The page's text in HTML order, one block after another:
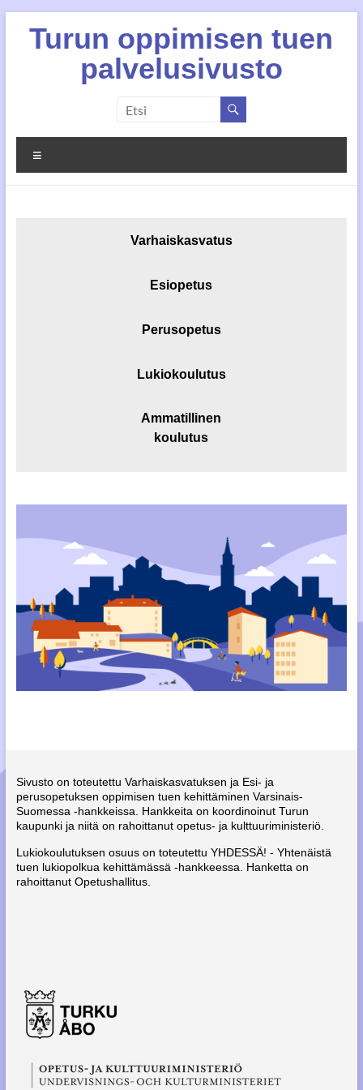
contentTurun oppimisen tuen
palvelusivusto
Varhaiskasvatus
Esiopetus
Perusopetus
Lukiokoulutus
Ammatillinen
koulutus
Sivusto on toteutettu Varhaiskasvatuksen ja Esi- ja
perusopetuksen oppimisen tuen kehittäminen Varsinais-
Suomessa -hankkeissa. Hankkeita on koordinoinut Turun
kaupunki ja niitä on rahoittanut opetus- ja kulttuuriministeriö.
Lukiokoulutuksen osuus on toteutettu YHDESSÄ! - Yhtenäistä
tuen lukiopolkua kehittämässä -hankkeessa. Hanketta on
rahoittanut Opetushallitus.